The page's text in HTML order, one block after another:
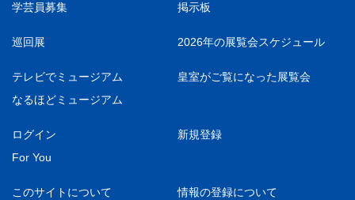
学芸員募集
掲示板
巡回展 2026年の展覧会スケジュール
テレビでミュージアム
皇室がご覧になった展覧会
なるほどミュージアム
ログイン
新規登録
For You
このサイトについて
情報の登録について